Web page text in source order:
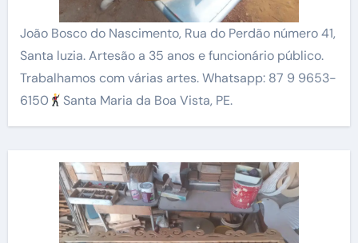
João Bosco do Nascimento, Rua do Perdão número 41,
Santa luzia. Artesão a 35 anos e funcionário público.
Trabalhamos com várias artes. Whatsapp: 87 9 9653-
6150
Santa Maria da Boa Vista, PE.